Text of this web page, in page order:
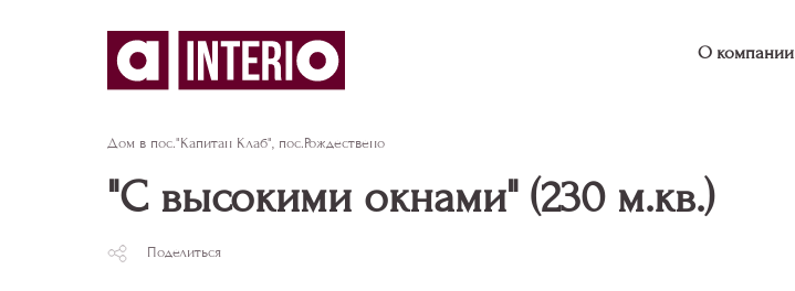
О компании
Дом в пос."Капитан Клаб", пос.Рождествено
"С высокими окнами" (230 м.кв.)
Поделиться